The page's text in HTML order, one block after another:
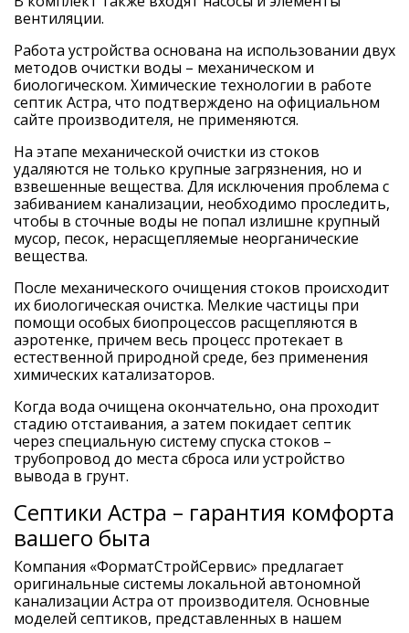
вентиляции.
Работа устройства основана на использовании двух
методов очистки воды – механическом и
биологическом. Химические технологии в работе
септик Астра, что подтверждено на официальном
сайте производителя, не применяются.
На этапе механической очистки из стоков
удаляются не только крупные загрязнения, но и
взвешенные вещества. Для исключения проблема с
забиванием канализации, необходимо проследить,
чтобы в сточные воды не попал излишне крупный
мусор, песок, нерасщепляемые неорганические
вещества.
После механического очищения стоков происходит
их биологическая очистка. Мелкие частицы при
помощи особых биопроцессов расщепляются в
аэротенке, причем весь процесс протекает в
естественной природной среде, без применения
химических катализаторов.
Когда вода очищена окончательно, она проходит
стадию отстаивания, а затем покидает септик
через специальную систему спуска стоков –
трубопровод до места сброса или устройство
вывода в грунт.
Септики Астра – гарантия комфорта
вашего быта
Компания «ФорматСтройСервис» предлагает
оригинальные системы локальной автономной
канализации Астра от производителя. Основные
моделей септиков, представленных в нашем